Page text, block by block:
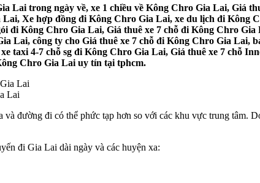
Lai trong ngày về, xe 1 chiều về Kông Chro Gia Lai, Giá
Xe hợp đồng đi Kông Chro Gia Lai, xe du lịch đi Kông
đi Kông Chro Gia Lai, Giá thuê xe 7 chỗ đi Kông Chro
Lai, công ty cho Giá thuê xe 7 chỗ đi Kông Chro Gia Lai,
taxi 4-7 chỗ sg đi Kông Chro Gia Lai, Giá thuê xe 7 chỗ
Chro Gia Lai uy tín tại tphcm.
Lai
đường đi có thể phức tạp hơn so với các khu vực trung tâm.
đi Gia Lai dài ngày và các huyện xa: